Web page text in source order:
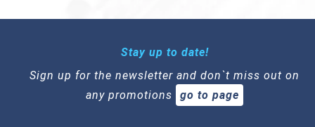
Stay up to date!
Sign up for the newsletter and don`t miss out on
any promotions
go to page